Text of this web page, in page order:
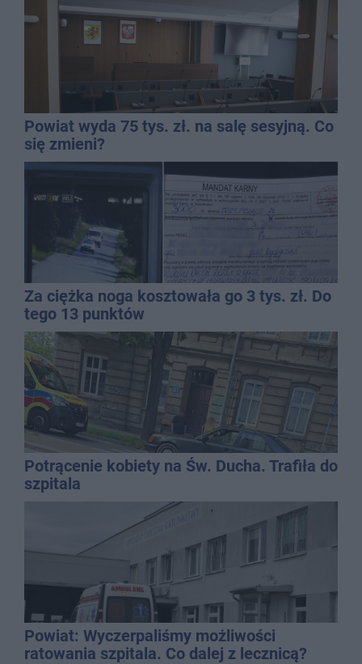
Powiat wyda 75 tys. zł. na salę sesyjną. Co
się zmieni?
Za ciężka noga kosztowała go 3 tys. zł. Do
tego 13 punktów
Potrącenie kobiety na Św. Ducha. Trafiła do
szpitala
Powiat: Wyczerpaliśmy możliwości
ratowania szpitala. Co dalej z lecznicą?